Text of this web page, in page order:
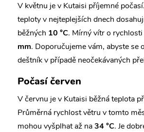
V květnu je v Kutaisi příjemné
teploty v nejteplejších dnech
běžných 10 °C. Mírný vítr o rychlosti
mm. Doporučujeme vám, abyste se
deštník v případě neočekávaných
Počasí červen
V červnu je v Kutaisi běžná teplota
Průměrná rychlost větru v tomto
mohou vyšplhat až na34 °C. Je